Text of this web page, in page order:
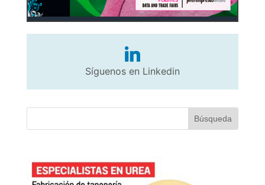
Síguenos en Linkedin